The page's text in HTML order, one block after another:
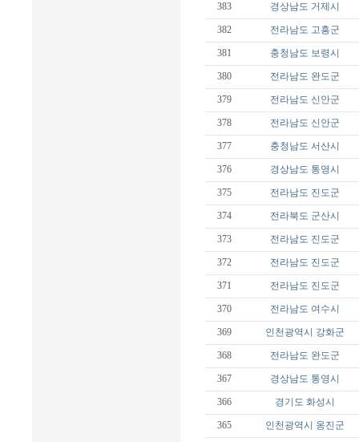
383 경상남도 거제시
382 전라남도 고흥군
381 충청남도 보령시
380 전라남도 완도군
379 전라남도 신안군
378 전라남도 신안군
377 충청남도 서산시
376 경상남도 통영시
375 전라남도 진도군
374 전라북도 군산시
373 전라남도 진도군
372 전라남도 진도군
371 전라남도 진도군
370 전라남도 여수시
369 인천광역시 강화군
368 전라남도 완도군
367 경상남도 통영시
366 경기도 화성시
365 인천광역시 옹진군